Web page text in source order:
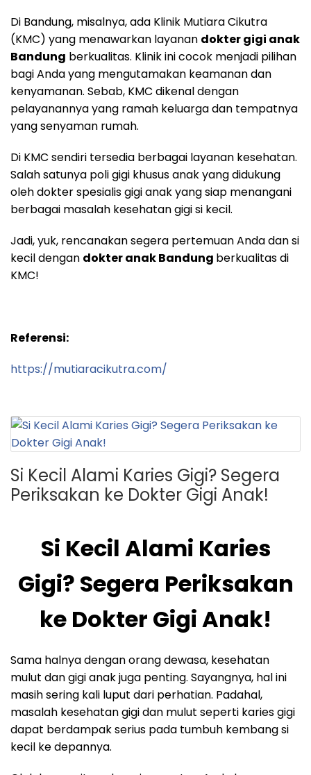
Di Bandung, misalnya, ada Klinik Mutiara Cikutra
(KMC) yang menawarkan layanan dokter gigi anak
Bandung berkualitas. Klinik ini cocok menjadi pilihan
bagi Anda yang mengutamakan keamanan dan
kenyamanan. Sebab, KMC dikenal dengan
pelayanannya yang ramah keluarga dan tempatnya
yang senyaman rumah.
Di KMC sendiri tersedia berbagai layanan kesehatan.
Salah satunya poli gigi khusus anak yang didukung
oleh dokter spesialis gigi anak yang siap menangani
berbagai masalah kesehatan gigi si kecil.
Jadi, yuk, rencanakan segera pertemuan Anda dan si
kecil dengan dokter anak Bandung berkualitas di
KMC!
Referensi:
https://mutiaracikutra.com/
Si Kecil Alami Karies Gigi? Segera
Periksakan ke Dokter Gigi Anak!
Si Kecil Alami Karies
Gigi? Segera Periksakan
ke Dokter Gigi Anak!
Sama halnya dengan orang dewasa, kesehatan
mulut dan gigi anak juga penting. Sayangnya, hal ini
masih sering kali luput dari perhatian. Padahal,
masalah kesehatan gigi dan mulut seperti karies gigi
dapat berdampak serius pada tumbuh kembang si
kecil ke depannya.